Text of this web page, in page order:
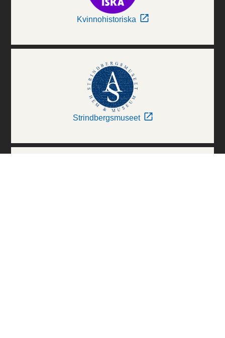
Kvinnohistoriska
Strindbergsmuseet